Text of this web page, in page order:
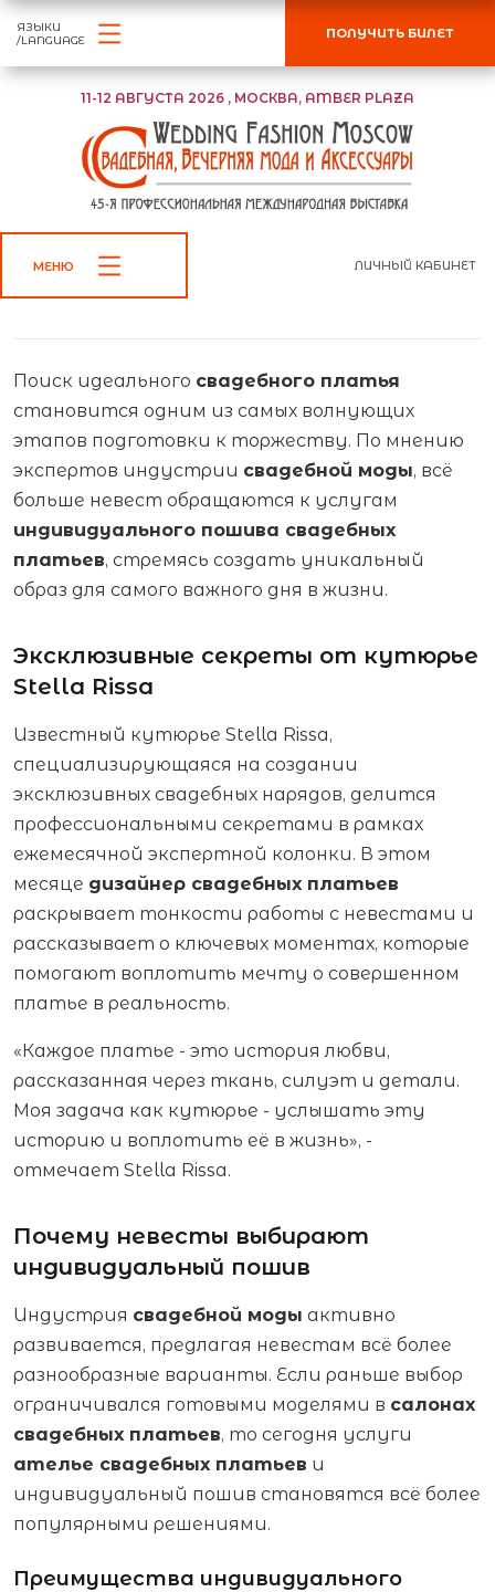
11-12 АВГУСТА 2026 , МОСКВА, AMBER PLAZA
ЛИЧНЫЙ КАБИНЕТ
ЯЗЫКИ
/LANGUAGE
ПОЛУЧИТЬ БИЛЕТ
МЕНЮ
Поиск идеального свадебного платья
становится одним из самых волнующих
этапов подготовки к торжеству. По мнению
экспертов индустрии свадебной моды, всё
больше невест обращаются к услугам
индивидуального пошива свадебных
платьев, стремясь создать уникальный
образ для самого важного дня в жизни.
Эксклюзивные секреты от кутюрье
Stella Rissa
Известный кутюрье Stella Rissa,
специализирующаяся на создании
эксклюзивных свадебных нарядов, делится
профессиональными секретами в рамках
ежемесячной экспертной колонки. В этом
месяце дизайнер свадебных платьев
раскрывает тонкости работы с невестами и
рассказывает о ключевых моментах, которые
помогают воплотить мечту о совершенном
платье в реальность.
«Каждое платье - это история любви,
рассказанная через ткань, силуэт и детали.
Моя задача как кутюрье - услышать эту
историю и воплотить её в жизнь», -
отмечает Stella Rissa.
Почему невесты выбирают
индивидуальный пошив
Индустрия свадебной моды активно
развивается, предлагая невестам всё более
разнообразные варианты. Если раньше выбор
ограничивался готовыми моделями в салонах
свадебных платьев, то сегодня услуги
ателье свадебных платьев и
индивидуальный пошив становятся всё более
популярными решениями.
Преимущества индивидуального